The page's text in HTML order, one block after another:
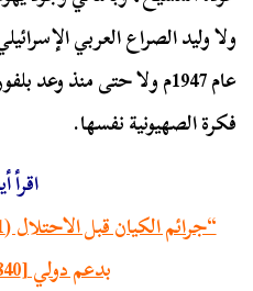
ولا وليد الصراع العربي
عام 1947م ولا حتى منذ وعد
فكرة الصهيونية نفسها.
اقرأ
بدعم دولي [1840م – 1920م]